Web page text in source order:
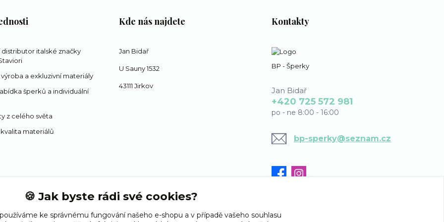
italské značky
a exkluzivní materiály
šperků a individuální
z celého světa
kvalita materiálů
Kde nás najdete
Jan Bidař
U Sauny 1532
43111 Jirkov
Kontakty
BP - Šperky
Jan Bidař
+420 725 572 981
po - ne 8:00 - 16:00
bp-sperky@seznam.cz
🍪 Jak byste rádi své cookies?
ke správnému fungování našeho e-shopu a v případě vašeho souhlasu